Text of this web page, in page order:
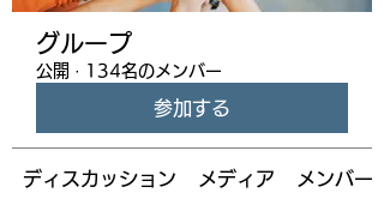
グループ
公開 · 134名のメンバー
参加する
ディスカッション メディア メンバー